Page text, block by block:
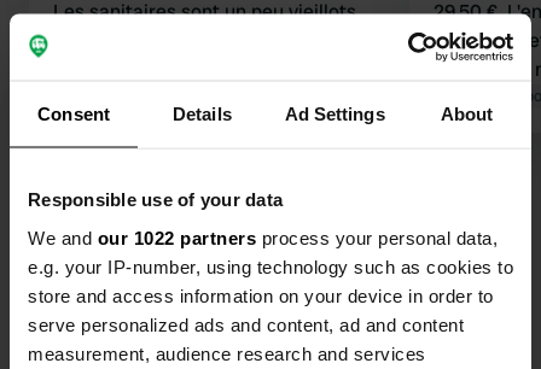
Consent Details Ad Settings About
Responsible use of your data
We and our 1022 partners process your personal data,
e.g. your IP-number, using technology such as cookies to
store and access information on your device in order to
serve personalized ads and content, ad and content
measurement, audience research and services
Les sanitaires sont un peu vieillots
mangé au restaurant De Burcht,
c'était très bon. Lave-linge et sèche-
29,50 €. L'enregistrement a été très
compliqué et long.
Traduit par
Es-tu déjà venu ici ?